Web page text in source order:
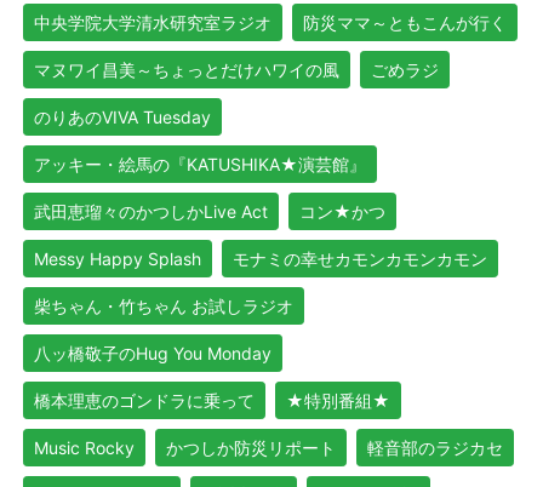
中央学院大学清水研究室ラジオ 防災ママ～ともこんが行く
マヌワイ昌美～ちょっとだけハワイの風 ごめラジ
のりあのVIVA Tuesday
アッキー・絵馬の『KATUSHIKA★演芸館』
武田恵瑠々のかつしかLive Act コン★かつ
Messy Happy Splash モナミの幸せカモンカモンカモン
柴ちゃん・竹ちゃん お試しラジオ
八ッ橋敬子のHug You Monday
橋本理恵のゴンドラに乗って ★特別番組★
Music Rocky かつしか防災リポート 軽音部のラジカセ